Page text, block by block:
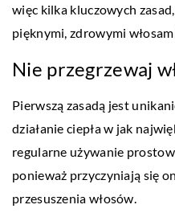
więc kilka kluczowych
pięknymi, zdrowymi
Nie przegrzewaj
Pierwszą zasadą jest
działanie ciepła w jak
regularne używanie
ponieważ przyczyniają się
przesuszenia włosów.